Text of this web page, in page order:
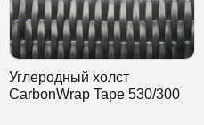
Углеродный холст
CarbonWrap Tape 530/300